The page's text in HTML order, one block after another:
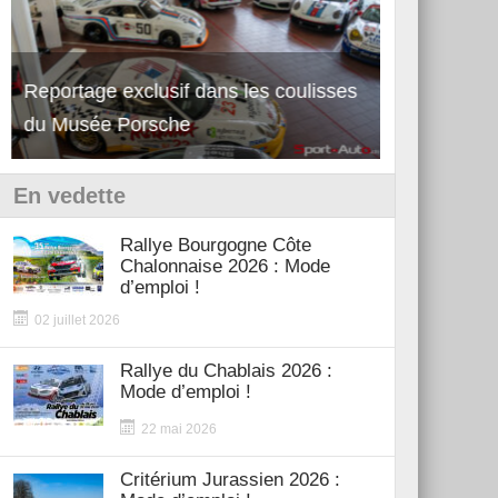
Reportage exclusif dans les coulisses
du Musée Porsche
En vedette
Rallye Bourgogne Côte
Chalonnaise 2026 : Mode
d’emploi !
02 juillet 2026
Rallye du Chablais 2026 :
Mode d’emploi !
22 mai 2026
Critérium Jurassien 2026 :